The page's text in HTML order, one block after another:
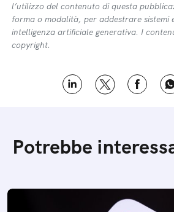
l’utilizzo del contenuto di questa
forma o modalità, per addestrare sistemi
intelligenza artificiale generativa. I
copyright.
Potrebbe